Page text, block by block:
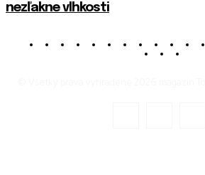
nezľakne vlhkosti